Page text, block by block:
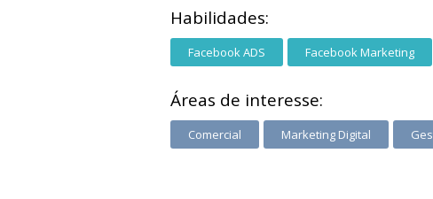
Habilidades:
Facebook ADS Facebook Marketing
Áreas de interesse:
Comercial Marketing Digital